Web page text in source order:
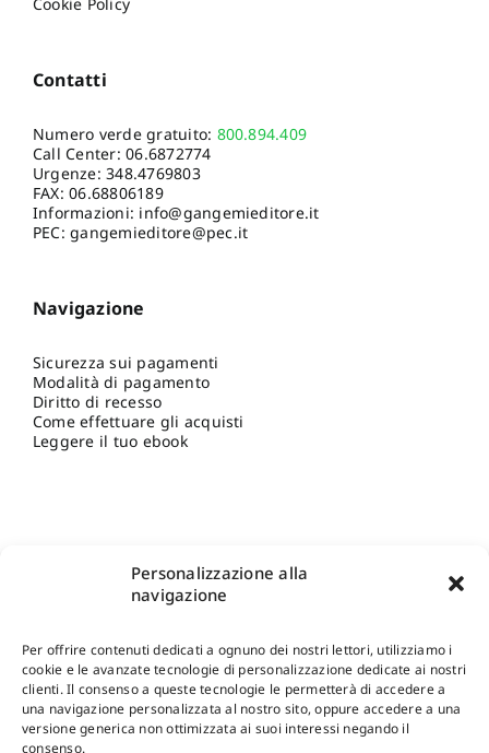
Personalizzazione alla
navigazione
Per offrire contenuti dedicati a ognuno dei nostri lettori, utilizziamo i
cookie e le avanzate tecnologie di personalizzazione dedicate ai nostri
clienti. Il consenso a queste tecnologie le permetterà di accedere a
una navigazione personalizzata al nostro sito, oppure accedere a una
versione generica non ottimizzata ai suoi interessi negando il
consenso.
Contatti
Numero verde gratuito: 800.894.409
Call Center:06.6872774
Urgenze:348.4769803
FAX: 06.68806189
Informazioni: info@gangemieditore.it
PEC: gangemieditore@pec.it
Navigazione
Sicurezza sui pagamenti
Modalità di pagamento
Diritto di recesso
Come effettuare gli acquisti
Leggere il tuo ebook
Shop Gangemi Editore-Pagamenti Sicuri e anche Rateali